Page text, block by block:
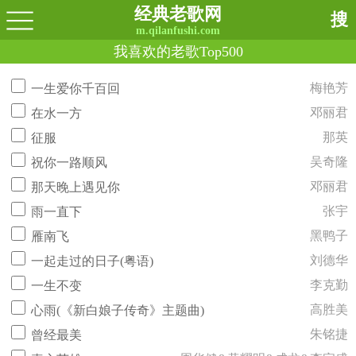
经典老歌网
m.qilanfushi.com
搜
我喜欢的老歌Top500
一生爱你千百回
梅艳芳
在水一方
邓丽君
征服
那英
祝你一路顺风
吴奇隆
那天晚上遇见你
邓丽君
雨一直下
张宇
雁南飞
黑鸭子
一起走过的日子(粤语)
刘德华
一生不变
李克勤
心雨(《新白娘子传奇》主题曲)
高胜美
曾经最美
朱铭捷